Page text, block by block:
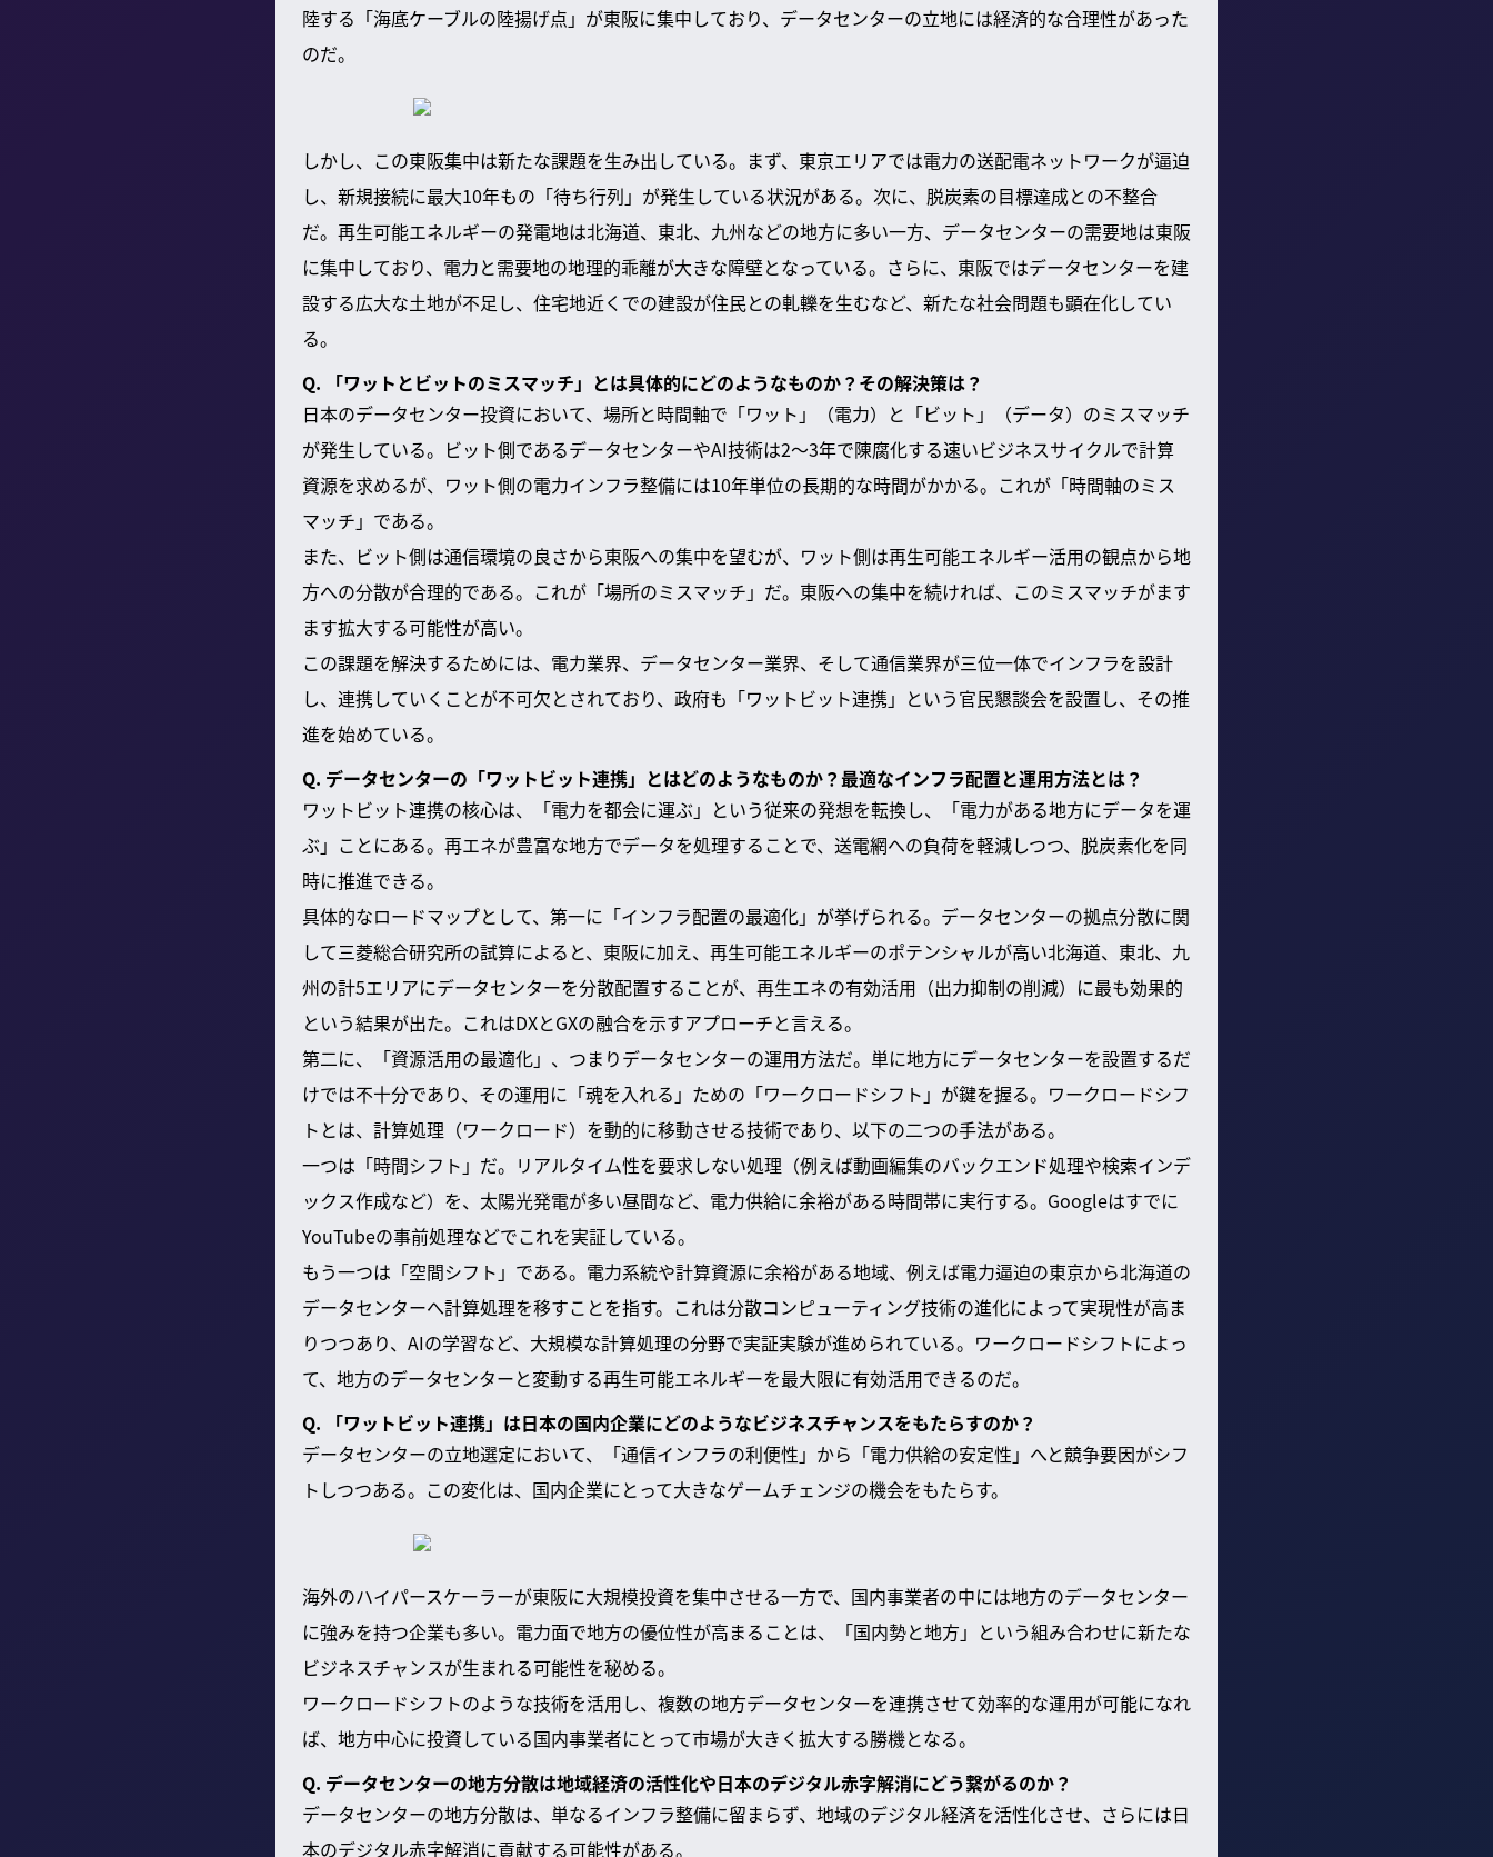
陸する「海底ケーブルの陸揚げ点」が東阪に集中しており、データセンターの立地には経済的な合理性があった
のだ。
しかし、この東阪集中は新たな課題を生み出している。まず、東京エリアでは電力の送配電ネットワークが逼迫
し、新規接続に最大10年もの「待ち行列」が発生している状況がある。次に、脱炭素の目標達成との不整合
だ。再生可能エネルギーの発電地は北海道、東北、九州などの地方に多い一方、データセンターの需要地は東阪
に集中しており、電力と需要地の地理的乖離が大きな障壁となっている。さらに、東阪ではデータセンターを建
設する広大な土地が不足し、住宅地近くでの建設が住民との軋轢を生むなど、新たな社会問題も顕在化してい
る。
Q. 「ワットとビットのミスマッチ」とは具体的にどのようなものか？その解決策は？
日本のデータセンター投資において、場所と時間軸で「ワット」（電力）と「ビット」（データ）のミスマッチ
が発生している。ビット側であるデータセンターやAI技術は2〜3年で陳腐化する速いビジネスサイクルで計算
資源を求めるが、ワット側の電力インフラ整備には10年単位の長期的な時間がかかる。これが「時間軸のミス
マッチ」である。
また、ビット側は通信環境の良さから東阪への集中を望むが、ワット側は再生可能エネルギー活用の観点から地
方への分散が合理的である。これが「場所のミスマッチ」だ。東阪への集中を続ければ、このミスマッチがます
ます拡大する可能性が高い。
この課題を解決するためには、電力業界、データセンター業界、そして通信業界が三位一体でインフラを設計
し、連携していくことが不可欠とされており、政府も「ワットビット連携」という官民懇談会を設置し、その推
進を始めている。
Q. データセンターの「ワットビット連携」とはどのようなものか？最適なインフラ配置と運用方法とは？
ワットビット連携の核心は、「電力を都会に運ぶ」という従来の発想を転換し、「電力がある地方にデータを運
ぶ」ことにある。再エネが豊富な地方でデータを処理することで、送電網への負荷を軽減しつつ、脱炭素化を同
時に推進できる。
具体的なロードマップとして、第一に「インフラ配置の最適化」が挙げられる。データセンターの拠点分散に関
して三菱総合研究所の試算によると、東阪に加え、再生可能エネルギーのポテンシャルが高い北海道、東北、九
州の計5エリアにデータセンターを分散配置することが、再生エネの有効活用（出力抑制の削減）に最も効果的
という結果が出た。これはDXとGXの融合を示すアプローチと言える。
第二に、「資源活用の最適化」、つまりデータセンターの運用方法だ。単に地方にデータセンターを設置するだ
けでは不十分であり、その運用に「魂を入れる」ための「ワークロードシフト」が鍵を握る。ワークロードシフ
トとは、計算処理（ワークロード）を動的に移動させる技術であり、以下の二つの手法がある。
一つは「時間シフト」だ。リアルタイム性を要求しない処理（例えば動画編集のバックエンド処理や検索インデ
ックス作成など）を、太陽光発電が多い昼間など、電力供給に余裕がある時間帯に実行する。Googleはすでに
YouTubeの事前処理などでこれを実証している。
もう一つは「空間シフト」である。電力系統や計算資源に余裕がある地域、例えば電力逼迫の東京から北海道の
データセンターへ計算処理を移すことを指す。これは分散コンピューティング技術の進化によって実現性が高ま
りつつあり、AIの学習など、大規模な計算処理の分野で実証実験が進められている。ワークロードシフトによっ
て、地方のデータセンターと変動する再生可能エネルギーを最大限に有効活用できるのだ。
Q. 「ワットビット連携」は日本の国内企業にどのようなビジネスチャンスをもたらすのか？
データセンターの立地選定において、「通信インフラの利便性」から「電力供給の安定性」へと競争要因がシフ
トしつつある。この変化は、国内企業にとって大きなゲームチェンジの機会をもたらす。
海外のハイパースケーラーが東阪に大規模投資を集中させる一方で、国内事業者の中には地方のデータセンター
に強みを持つ企業も多い。電力面で地方の優位性が高まることは、「国内勢と地方」という組み合わせに新たな
ビジネスチャンスが生まれる可能性を秘める。
ワークロードシフトのような技術を活用し、複数の地方データセンターを連携させて効率的な運用が可能になれ
ば、地方中心に投資している国内事業者にとって市場が大きく拡大する勝機となる。
Q. データセンターの地方分散は地域経済の活性化や日本のデジタル赤字解消にどう繋がるのか？
データセンターの地方分散は、単なるインフラ整備に留まらず、地域のデジタル経済を活性化させ、さらには日
本のデジタル赤字解消に貢献する可能性がある。